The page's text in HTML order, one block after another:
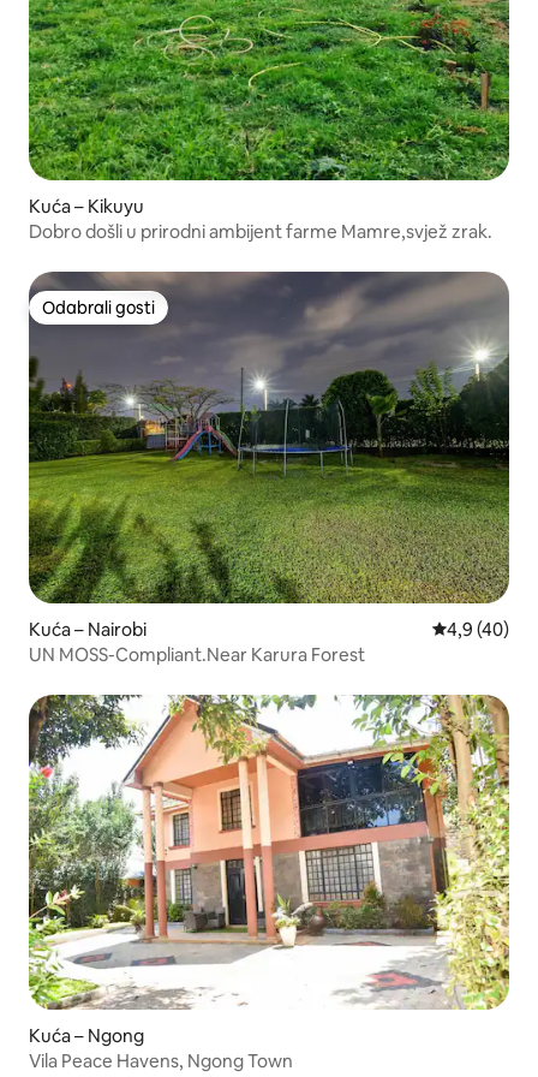
Kuća – Kikuyu
Dobro došli u prirodni ambijent farme Mamre,svjež zrak.
Odabrali gosti
Odabrali gosti
Kuća – Nairobi Prosječna
4,9 (40)
UN MOSS-Compliant.Near Karura Forest
Kuća – Ngong
Vila Peace Havens, Ngong Town